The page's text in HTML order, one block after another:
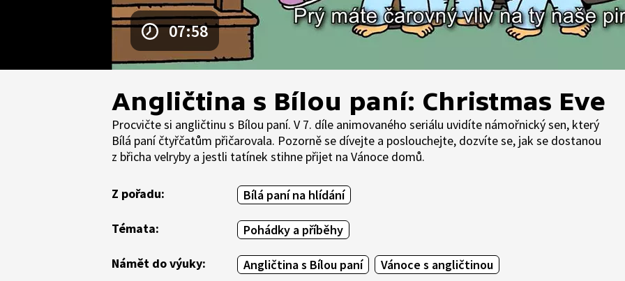
07:58
Angličtina s Bílou paní: Christmas Eve
Procvičte si angličtinu s Bílou paní. V 7. díle animovaného seriálu uvidíte námořnický sen, který
Bílá paní čtyřčatům přičarovala. Pozorně se dívejte a poslouchejte, dozvíte se, jak se dostanou
z břicha velryby a jestli tatínek stihne přijet na Vánoce domů.
Z pořadu: Bílá paní na hlídání
Témata: Pohádky a příběhy
Námět do výuky: Angličtina s Bílou paní Vánoce s angličtinou